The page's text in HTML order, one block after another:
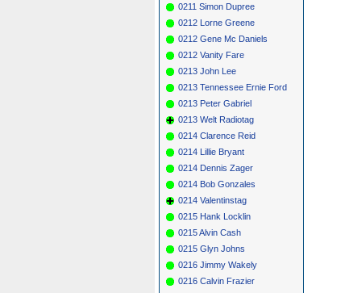
0211 Simon Dupree
0212 Lorne Greene
0212 Gene Mc Daniels
0212 Vanity Fare
0213 John Lee
0213 Tennessee Ernie Ford
0213 Peter Gabriel
0213 Welt Radiotag
0214 Clarence Reid
0214 Lillie Bryant
0214 Dennis Zager
0214 Bob Gonzales
0214 Valentinstag
0215 Hank Locklin
0215 Alvin Cash
0215 Glyn Johns
0216 Jimmy Wakely
0216 Calvin Frazier